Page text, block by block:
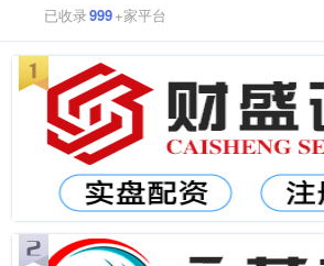
已收录999+家平台